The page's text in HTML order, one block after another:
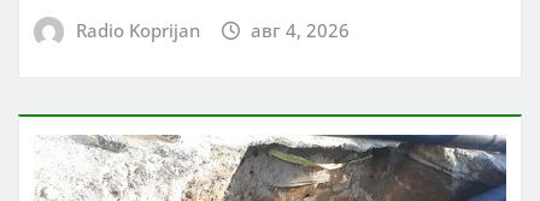
Radio Koprijan авг 4, 2026